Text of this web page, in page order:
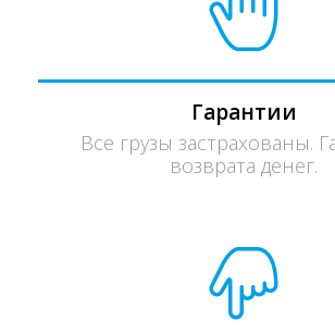
Гарантии
Все грузы застрахованы.
возврата денег.